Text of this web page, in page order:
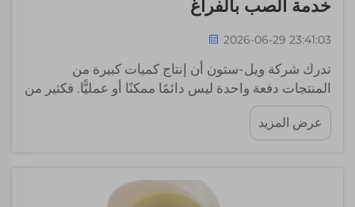
خدمة الصب بالفراغ
2026-06-29 23:41:03
تدرك شركة ويل-ستون أن إنتاج كميات كبيرة من
المنتجات دفعة واحدة ليس دائمًا ممكنًا أو عمليًّا. فكثير من
الشركات تحتاج فقط إلى عدد صغير من القطع لاختبار
الأفكار أو تلبية احتياجات أسواق متخصصة. وهنا تأتي تقنية
الصب بالفراغ، وهي تقنية مخصصة...
عرض المزيد